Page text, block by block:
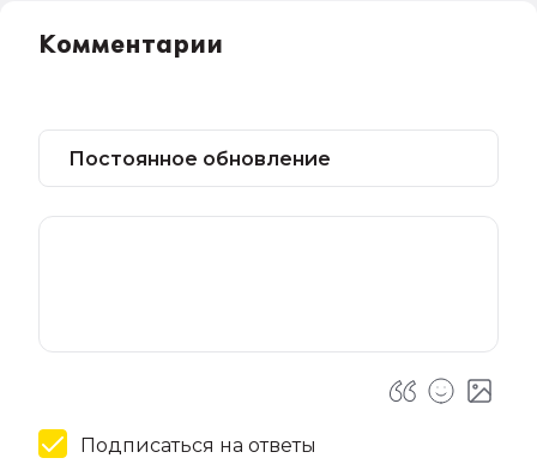
Комментарии
Подписаться на ответы